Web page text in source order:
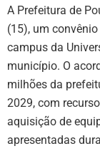
A Prefeitura de
(15), um
campus da
município. O
milhões da
2029, com
aquisição de
apresentadas